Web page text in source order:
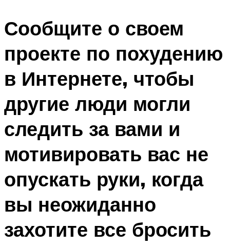
Сообщите о своем
проекте по похудению
в Интернете, чтобы
другие люди могли
следить за вами и
мотивировать вас не
опускать руки, когда
вы неожиданно
захотите все бросить